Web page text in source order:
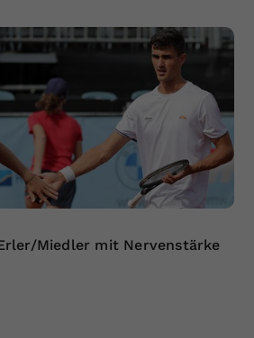
Miedler mit Nervenstärke